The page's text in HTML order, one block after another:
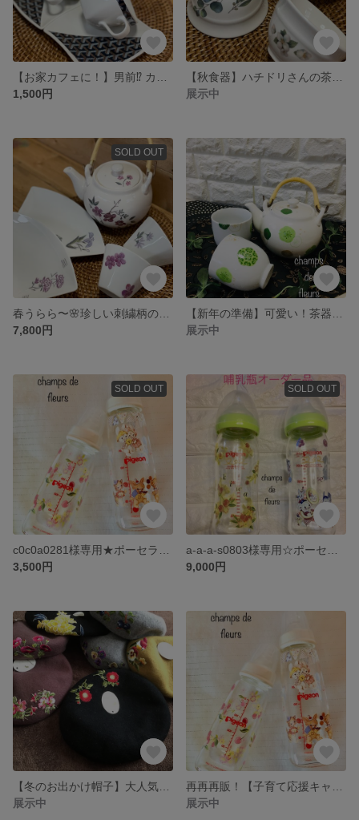
1,500円
展示中
SOLD OUT
7,800円
展示中
SOLD OUT
3,500円
SOLD OUT
9,000円
展示中
展示中